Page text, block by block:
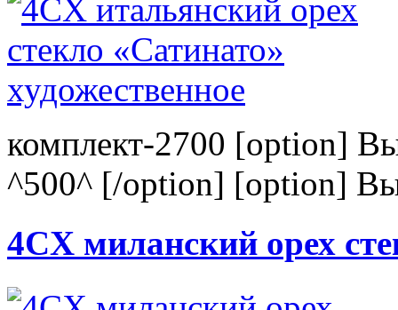
комплект-2700 [option]
^500^ [/option] [option]
4CХ миланский орех